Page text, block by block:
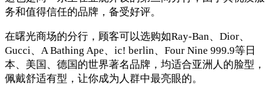
务和值得信任的品牌，备受好评。
在曙光商场的分行，顾客可以选购如Ray-Ban、Dior、
Gucci、A Bathing Ape、ic! berlin、Four Nine 999.9等日
本、美国、德国的世界著名品牌，均适合亚洲人的脸型，
佩戴舒适有型，让你成为人群中最亮眼的。